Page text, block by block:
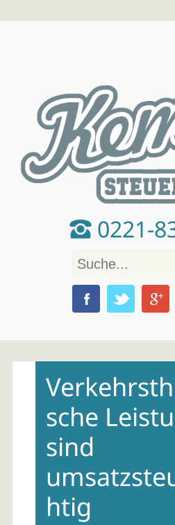
0221-
content
sche
sind
htig